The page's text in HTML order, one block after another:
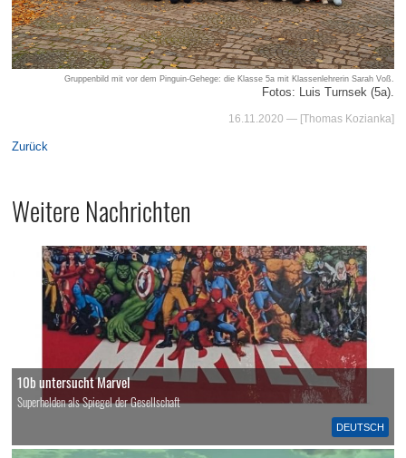
Gruppenbild mit vor dem Pinguin-Gehege: die Klasse 5a mit Klassenlehrerin Sarah Voß.
Fotos: Luis Turnsek (5a).
16.11.2020 — [Thomas Kozianka]
Zurück
Weitere Nachrichten
DEUTSCH
10b untersucht Marvel
Superhelden als Spiegel der Gesellschaft